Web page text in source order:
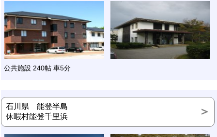
公共施設 240帖 車5分
石川県 能登半島
休暇村能登千里浜